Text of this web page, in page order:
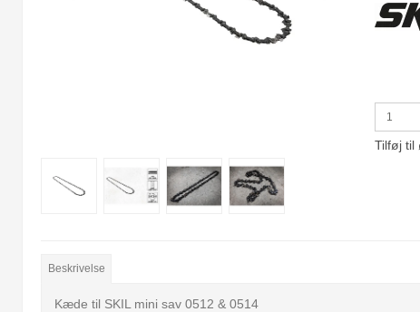
Tilføj til
Beskrivelse
Kæde til SKIL mini sav 0512 & 0514